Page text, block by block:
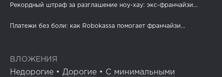
Рекордный штраф за разглашение ноу-хау: экс-франчайзи...
Платежи без боли: как Robokassa помогает франчайзи...
ВЛОЖЕНИЯ
Недорогие • Дорогие • С минимальными